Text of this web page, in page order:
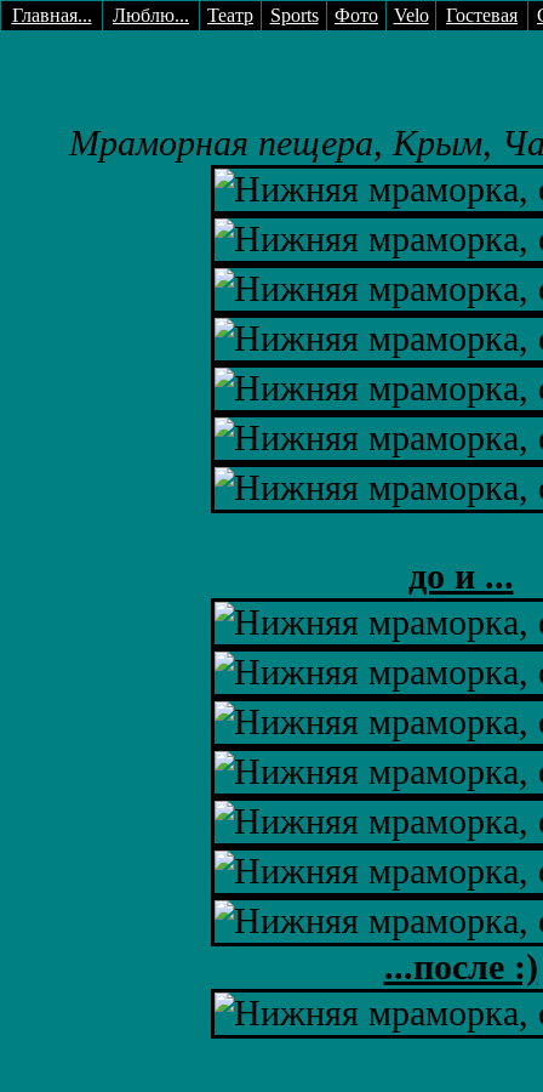
Главная... Люблю... Театр Sports Фото Velo Гостевая
Мраморная пещера, Крым,
до и ...
...после :)